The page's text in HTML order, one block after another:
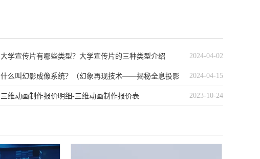
2024-04-02
大学宣传片有哪些类型？大学宣传片的三种类型介绍
2024-04-15
什么叫幻影成像系统？（幻象再现技术——揭秘全息投影
的奥妙） 2023-10-24
三维动画制作报价明细-三维动画制作报价表